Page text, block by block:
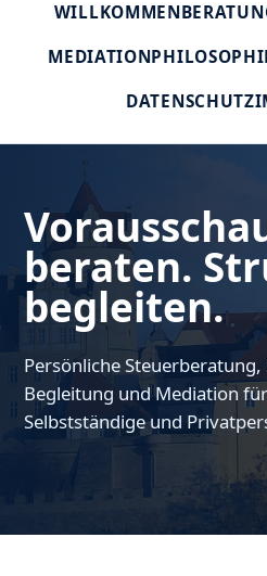
WILLKOMMEN
MEDIATION
DATENSCHUTZ
beraten.
begleiten.
Persönliche
Begleitung und Mediation
Selbstständige und